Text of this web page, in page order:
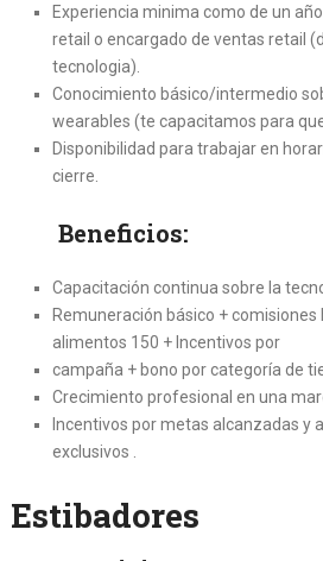
Experiencia minima como de un
retail o encargado de ventas retail
tecnologia).
Conocimiento básico/intermedio
wearables (te capacitamos para
Disponibilidad para trabajar en
cierre.
Beneficios:
Capacitación continua sobre la
Remuneración básico + comisiones
alimentos 150 + Incentivos por
campaña + bono por categoría de
Crecimiento profesional en una
Incentivos por metas alcanzadas y
exclusivos .
Estibadores